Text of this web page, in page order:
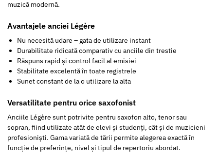
muzică modernă.
Avantajele anciei Légère
Nu necesită udare – gata de utilizare instant
Durabilitate ridicată comparativ cu anciile din trestie
Răspuns rapid și control facil al emisiei
Stabilitate excelentă în toate registrele
Sunet constant de la o utilizare la alta
Versatilitate pentru orice saxofonist
Anciile Légère sunt potrivite pentru saxofon alto, tenor sau
sopran, fiind utilizate atât de elevi și studenți, cât și de muzicieni
profesioniști. Gama variată de tării permite alegerea exactă în
funcție de preferințe, nivel și tipul de repertoriu abordat.